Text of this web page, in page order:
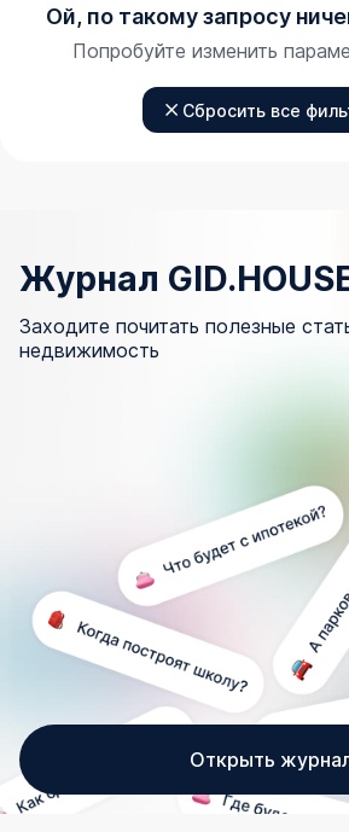
Ой, по такому запросу
Попробуйте изменить
Сбросить все
Журнал
Заходите почитать полезные
недвижимость
Открыть